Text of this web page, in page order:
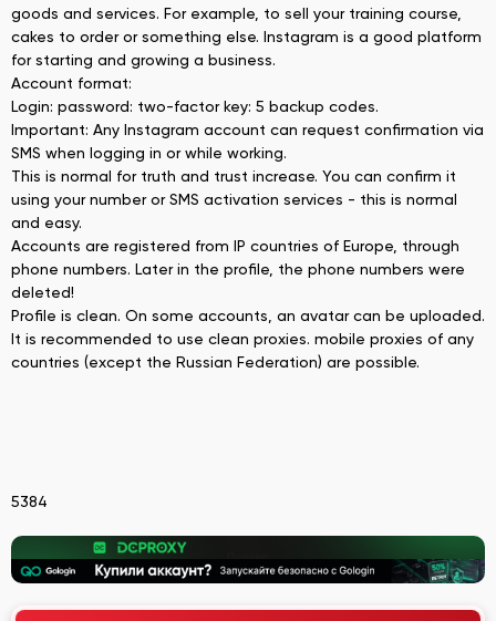
goods and services. For example, to sell your training course,
cakes to order or something else. Instagram is a good platform
for starting and growing a business.
Account format:
Login: password: two-factor key: 5 backup codes.
Important: Any Instagram account can request confirmation via
SMS when logging in or while working.
This is normal for truth and trust increase. You can confirm it
using your number or SMS activation services - this is normal
and easy.
Accounts are registered from IP countries of Europe, through
phone numbers. Later in the profile, the phone numbers were
deleted!
Profile is clean. On some accounts, an avatar can be uploaded.
It is recommended to use clean proxies. mobile proxies of any
countries (except the Russian Federation) are possible.
5384